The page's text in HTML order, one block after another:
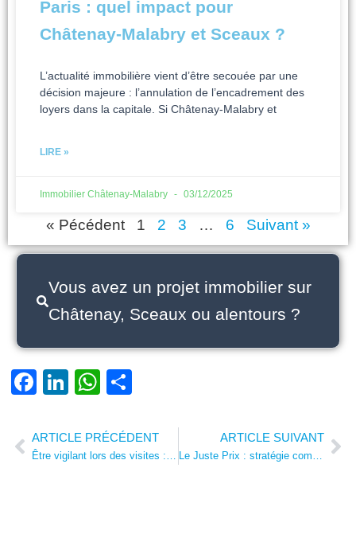
Paris : quel impact pour
Châtenay-Malabry et Sceaux ?
L’actualité immobilière vient d’être secouée par une
décision majeure : l’annulation de l’encadrement des
loyers dans la capitale. Si Châtenay-Malabry et
LIRE »
Immobilier Châtenay-Malabry 03/12/2025
« Pécédent 1 2 3 … 6 Suivant »
Vous avez un projet immobilier sur
Châtenay, Sceaux ou alentours ?
Facebook
LinkedIn
WhatsApp
Prev
ARTICLE PRÉCÉDENT
Être vigilant lors des visites : l’inspection au-delà de la décoration
ARTICLE SUIVANT
Le Juste Prix : stratégie complète pour une vente immobilière réussie à Châtenay-Malabry